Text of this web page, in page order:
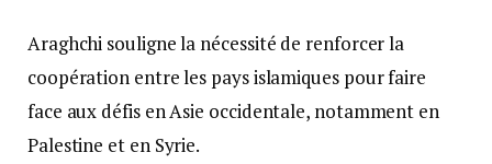
Araghchi souligne la nécessité de renforcer la
coopération entre les pays islamiques pour faire
face aux défis en Asie occidentale, notamment en
Palestine et en Syrie.